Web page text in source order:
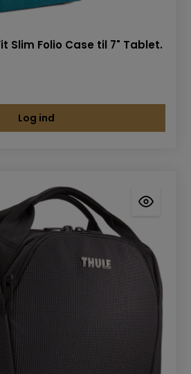
Slim Folio Case til 7" Tablet.
Log ind